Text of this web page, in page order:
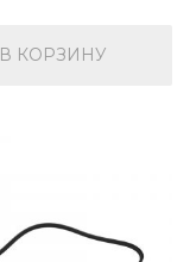
В КОРЗИНУ